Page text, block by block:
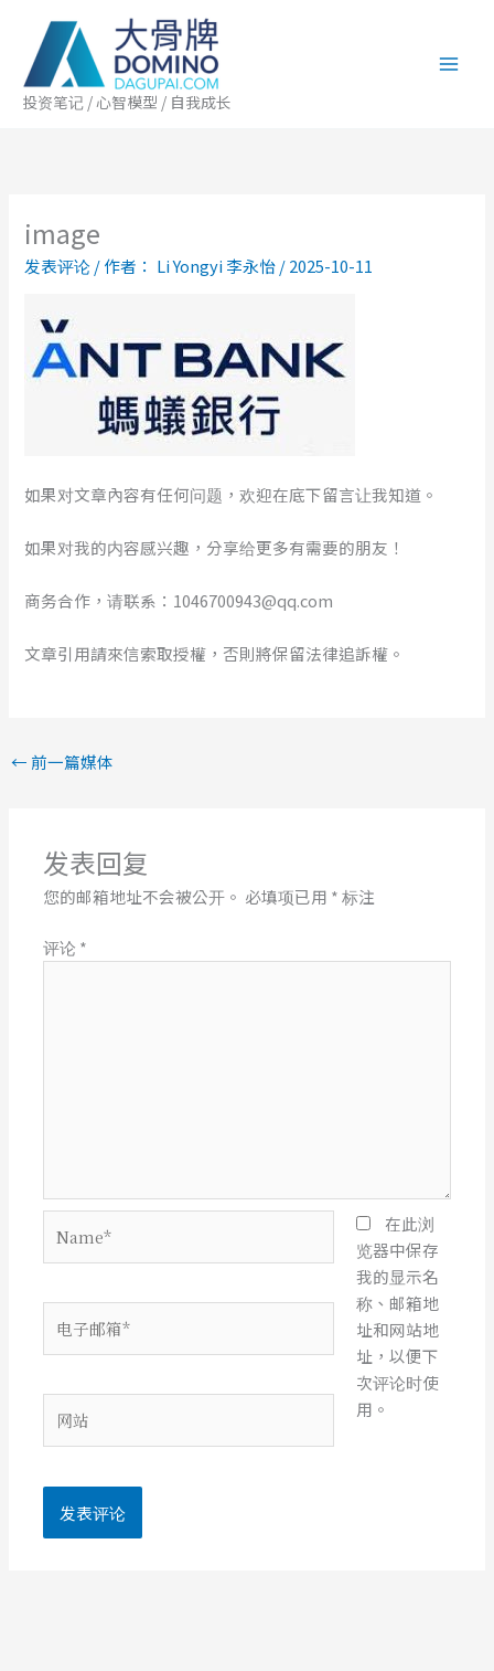
投资笔记 / 心智模型 / 自我成长
image
发表评论/ 作者： Li Yongyi 李永怡/2025-10-11
如果对文章內容有任何问题，欢迎在底下留言让我知道。
如果对我的内容感兴趣，分享给更多有需要的朋友！
商务合作，请联系：1046700943@qq.com
文章引用請來信索取授權，否則將保留法律追訴權。
← 前一篇媒体
发表回复
您的邮箱地址不会被公开。 必填项已用 *标注
评论 *
子
箱
站
在此浏
览器中保存
我的显示名
称、邮箱地
址和网站地
址，以便下
次评论时使
用。